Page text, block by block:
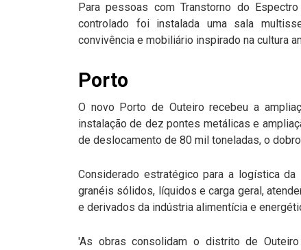
Para pessoas com Transtorno do
controlado foi instalada uma sala
convivência e mobiliário inspirado na cultura
Porto
O novo Porto de Outeiro recebeu a
instalação de dez pontes metálicas e
de deslocamento de 80 mil toneladas, o
Considerado estratégico para a logística
granéis sólidos, líquidos e carga geral,
e derivados da indústria alimentícia e
'As obras consolidam o distrito de